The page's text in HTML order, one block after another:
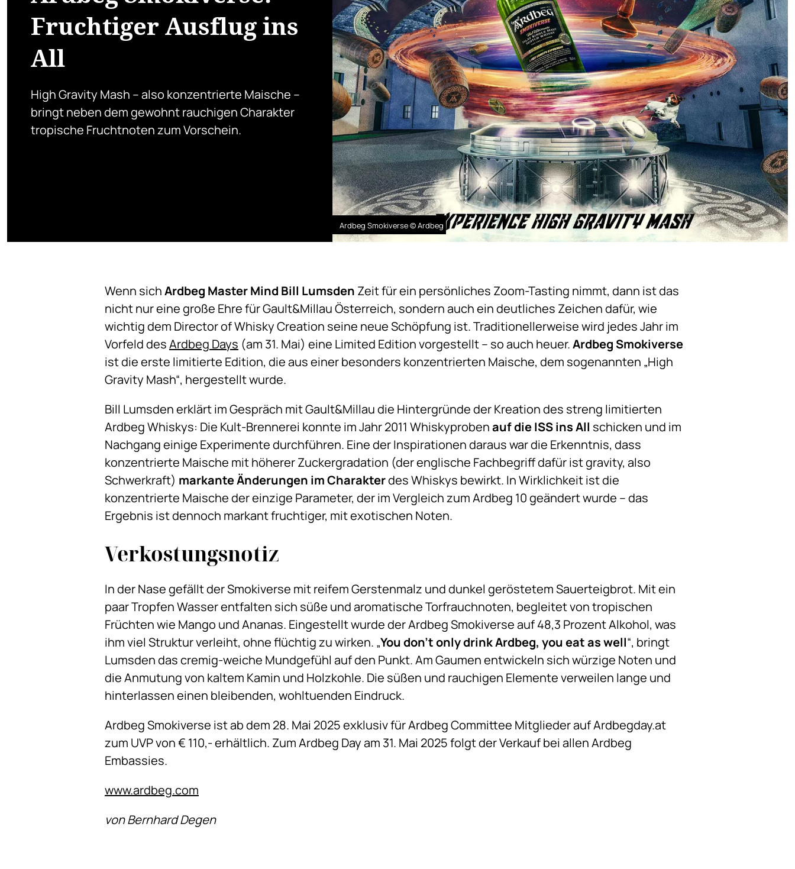
Fruchtiger Ausflug ins
All
High Gravity Mash – also konzentrierte Maische –
bringt neben dem gewohnt rauchigen Charakter
tropische Fruchtnoten zum Vorschein.
Ardbeg Smokiverse © Ardbeg
Wenn sichArdbeg Master Mind Bill Lumsden Zeit für ein persönliches Zoom-Tasting nimmt, dann ist das
nicht nur eine große Ehre für Gault&Millau Österreich, sondern auch ein deutliches Zeichen dafür, wie
wichtig dem Director of Whisky Creation seine neue Schöpfung ist. Traditionellerweise wird jedes Jahr im
Vorfeld desArdbeg Days (am 31. Mai) eine Limited Edition vorgestellt – so auch heuer.Ardbeg Smokiverse
ist die erste limitierte Edition, die aus einer besonders konzentrierten Maische, dem sogenannten „High
Gravity Mash“, hergestellt wurde.
Bill Lumsden erklärt im Gespräch mit Gault&Millau die Hintergründe der Kreation des streng limitierten
Ardbeg Whiskys: Die Kult-Brennerei konnte im Jahr 2011 Whiskyprobenauf die ISS ins All schicken und im
Nachgang einige Experimente durchführen. Eine der Inspirationen daraus war die Erkenntnis, dass
konzentrierte Maische mit höherer Zuckergradation (der englische Fachbegriff dafür ist gravity, also
Schwerkraft) markante Änderungen im Charakterdes Whiskys bewirkt. In Wirklichkeit ist die
konzentrierte Maische der einzige Parameter, der im Vergleich zum Ardbeg 10 geändert wurde – das
Ergebnis ist dennoch markant fruchtiger, mit exotischen Noten.
Verkostungsnotiz
In der Nase gefällt der Smokiverse mit reifem Gerstenmalz und dunkel geröstetem Sauerteigbrot. Mit ein
paar Tropfen Wasser entfalten sich süße und aromatische Torfrauchnoten, begleitet von tropischen
Früchten wie Mango und Ananas. Eingestellt wurde der Ardbeg Smokiverse auf 48,3 Prozent Alkohol, was
ihm viel Struktur verleiht, ohne flüchtig zu wirken. „You don't only drink Ardbeg, you eat as well“, bringt
Lumsden das cremig-weiche Mundgefühl auf den Punkt. Am Gaumen entwickeln sich würzige Noten und
die Anmutung von kaltem Kamin und Holzkohle. Die süßen und rauchigen Elemente verweilen lange und
hinterlassen einen bleibenden, wohltuenden Eindruck.
Ardbeg Smokiverse ist ab dem 28. Mai 2025 exklusiv für Ardbeg Committee Mitglieder auf Ardbegday.at
zum UVP von € 110,- erhältlich. Zum Ardbeg Day am 31. Mai 2025 folgt der Verkauf bei allen Ardbeg
Embassies.
www.ardbeg.com
von Bernhard Degen